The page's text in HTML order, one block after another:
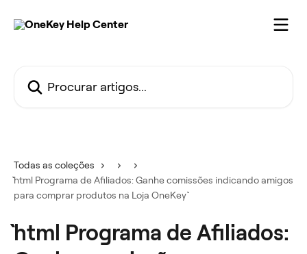
Todas as coleções
```html Programa de Afiliados: Ganhe comissões indicando amigos
para comprar produtos na Loja OneKey ```
```html Programa de Afiliados: